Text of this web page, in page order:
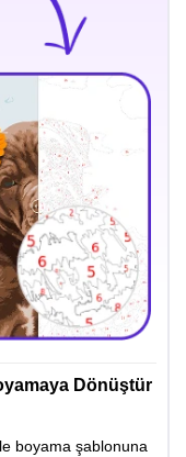
Dönüştür
boyama şablonuna